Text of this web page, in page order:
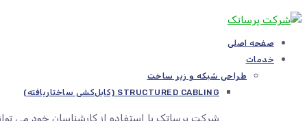
صفحه اصلی
خدمات
طراحی شبکه و زیر ساخت
STRUCTURED CABLING (کابل‌کشی ساختاریافته)
شرکت پرساتک با استفاده از کارشناسان خود می